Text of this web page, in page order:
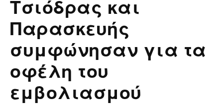
Τσιόδρας και
Παρασκευής
συμφώνησαν για τα
οφέλη του
εμβολιασμού